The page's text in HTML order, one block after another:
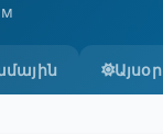
Այսօր